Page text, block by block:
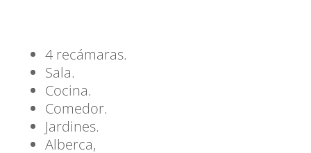
4 recámaras.
Sala.
Cocina.
Comedor.
Jardines.
Alberca,